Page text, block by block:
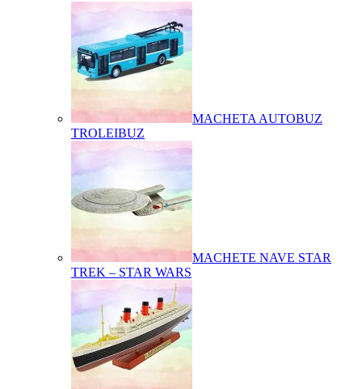
MACHETA AUTOBUZ
TROLEIBUZ
MACHETE NAVE STAR
TREK – STAR WARS